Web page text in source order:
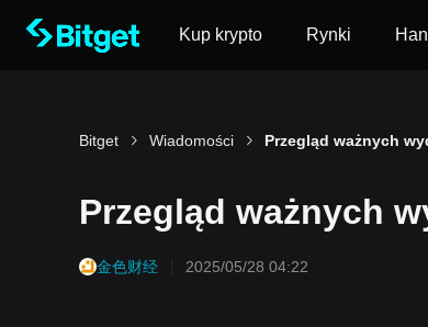
Kup krypto Rynki
Bitget Wiadomości
Przegląd ważnych
金色财经 2025/05/28 04:22